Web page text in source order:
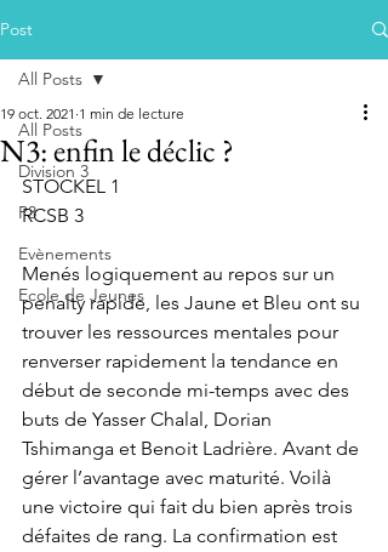
Post
All Posts
Division 3
P3
Evènements
Ecole de Jeunes
All Posts
N3: enfin le déclic ?
19 oct. 2021 1 min de lecture
STOCKEL 1
RCSB 3
Menés logiquement au repos sur un
penalty rapide, les Jaune et Bleu ont su
trouver les ressources mentales pour
renverser rapidement la tendance en
début de seconde mi-temps avec des
buts de Yasser Chalal, Dorian
Tshimanga et Benoit Ladrière. Avant de
gérer l’avantage avec maturité. Voilà
une victoire qui fait du bien après trois
défaites de rang. La confirmation est